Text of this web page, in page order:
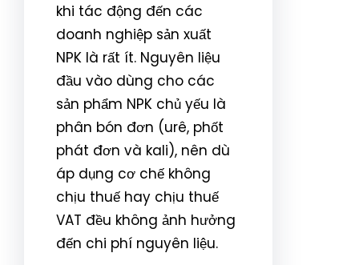
khi tác động đến các
doanh nghiệp sản xuất
NPK là rất ít. Nguyên liệu
đầu vào dùng cho các
sản phẩm NPK chủ yếu là
phân bón đơn (urê, phốt
phát đơn và kali), nên dù
áp dụng cơ chế không
chịu thuế hay chịu thuế
VAT đều không ảnh hưởng
đến chi phí nguyên liệu.